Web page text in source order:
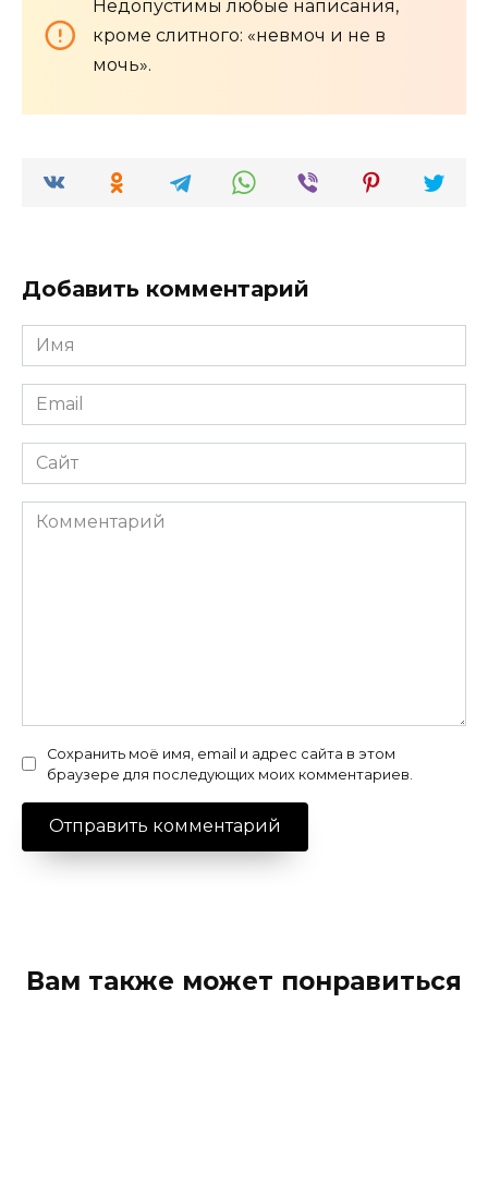
Недопустимы любые написания,
кроме слитного: «невмоч и не в
мочь».
Добавить комментарий
Имя
*
Email
*
Сайт
Комментарий
Сохранить моё имя, email и адрес сайта в этом
браузере для последующих моих комментариев.
Вам также может понравиться